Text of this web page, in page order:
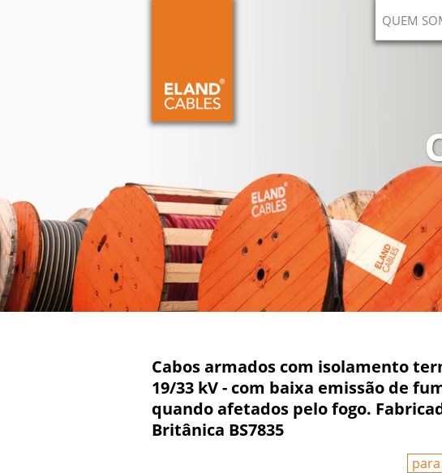
QUEM
Cabos armados com isolamento
19/33 kV - com baixa emissão de
quando afetados pelo fogo.
Britânica BS7835